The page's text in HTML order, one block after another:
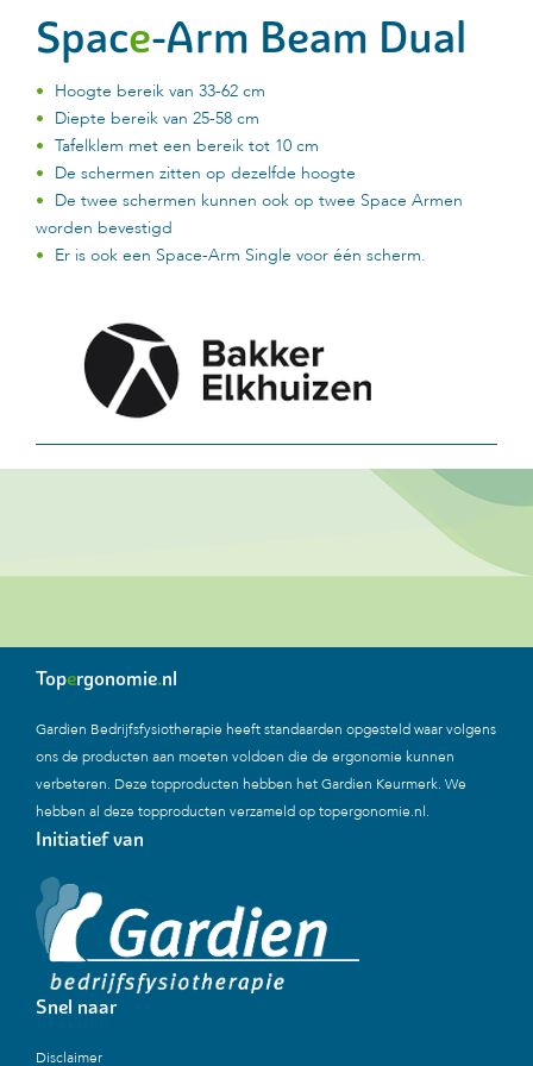
Space-Arm Beam Dual
Hoogte bereik van 33-62 cm
Diepte bereik van 25-58 cm
Tafelklem met een bereik tot 10 cm
De schermen zitten op dezelfde hoogte
De twee schermen kunnen ook op twee Space Armen
worden bevestigd
Er is ook een Space-Arm Single voor één scherm.
Topergonomie.nl
Gardien Bedrijfsfysiotherapie heeft standaarden opgesteld waar volgens
ons de producten aan moeten voldoen die de ergonomie kunnen
verbeteren. Deze topproducten hebben het Gardien Keurmerk. We
hebben al deze topproducten verzameld op topergonomie.nl.
Initiatief van
Snel naar
Disclaimer